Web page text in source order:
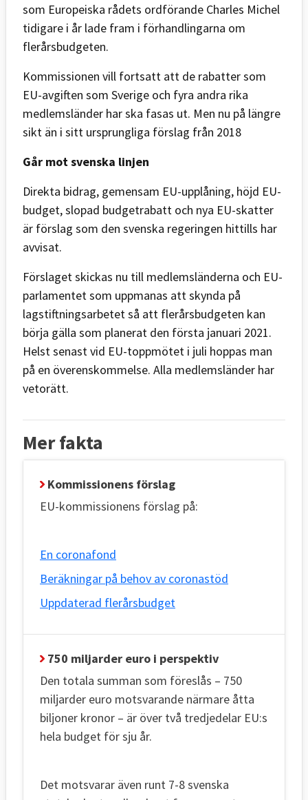
som Europeiska rådets ordförande Charles Michel
tidigare i år lade fram i förhandlingarna om
flerårsbudgeten.
Kommissionen vill fortsatt att de rabatter som
EU-avgiften som Sverige och fyra andra rika
medlemsländer har ska fasas ut. Men nu på längre
sikt än i sitt ursprungliga förslag från 2018
Går mot svenska linjen
Direkta bidrag, gemensam EU-upplåning, höjd EU-
budget, slopad budgetrabatt och nya EU-skatter
är förslag som den svenska regeringen hittills har
avvisat.
Förslaget skickas nu till medlemsländerna och EU-
parlamentet som uppmanas att skynda på
lagstiftningsarbetet så att flerårsbudgeten kan
börja gälla som planerat den första januari 2021.
Helst senast vid EU-toppmötet i juli hoppas man
på en överenskommelse. Alla medlemsländer har
vetorätt.
Mer fakta
Kommissionens förslag
EU-kommissionens förslag på:
En coronafond
Beräkningar på behov av coronastöd
Uppdaterad flerårsbudget
750 miljarder euro i perspektiv
Den totala summan som föreslås – 750
miljarder euro motsvarande närmare åtta
biljoner kronor – är över två tredjedelar EU:s
hela budget för sju år.
Det motsvarar även runt 7-8 svenska